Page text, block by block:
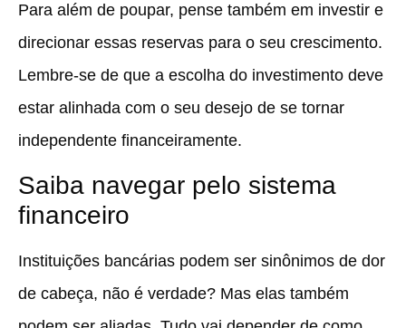
Para além de poupar, pense também em investir e
direcionar essas reservas para o seu crescimento.
Lembre-se de que a escolha do investimento deve
estar alinhada com o seu desejo de se tornar
independente financeiramente.
Saiba navegar pelo sistema
financeiro
Instituições bancárias podem ser sinônimos de dor
de cabeça, não é verdade? Mas elas também